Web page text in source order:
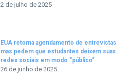
2 de julho de 2025
EUA retoma agendamento de entrevistas
mas pedem que estudantes deixem suas
redes sociais em modo “público”
26 de junho de 2025